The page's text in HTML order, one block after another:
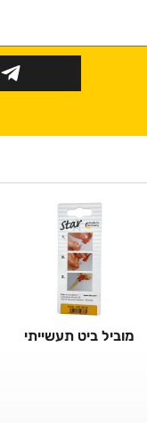
מוביל ביט תעשייתי